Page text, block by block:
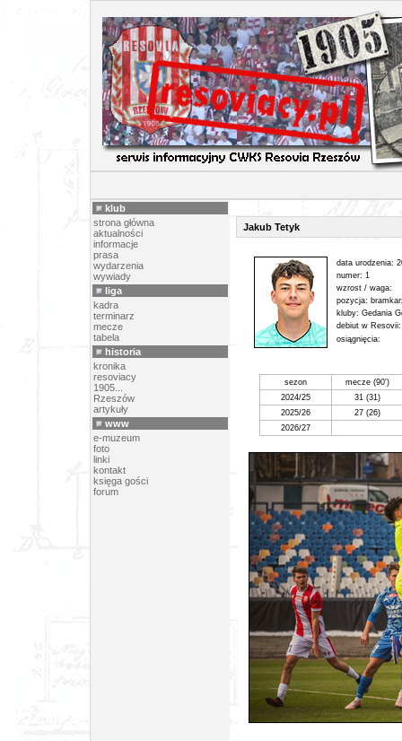
klub
strona główna
aktualności
informacje
prasa
wydarzenia
wywiady
liga
kadra
terminarz
mecze
tabela
historia
kronika
resoviacy
1905...
Rzeszów
artykuły
www
e-muzeum
foto
linki
kontakt
księga gości
forum
Jakub Tetyk
data urodzenia:
numer: 1
wzrost / waga:
pozycja:
kluby: Gedania
debiut w
osiągnięcia:
sezon
mecze (90')
2024/25
31 (31)
2025/26
27(26)
2026/27